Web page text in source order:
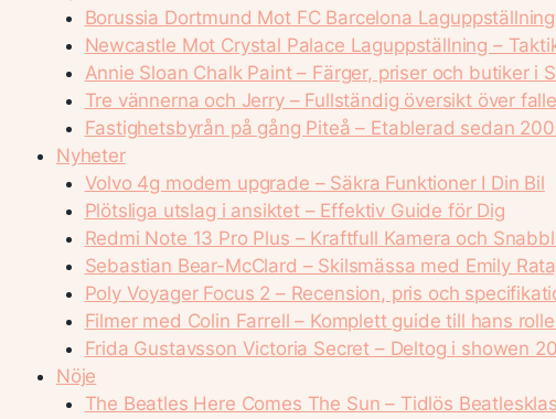
Borussia Dortmund Mot FC Barcelona
Newcastle Mot Crystal Palace Laguppställning –
Annie Sloan Chalk Paint – Färger, priser och butiker i
Tre vännerna och Jerry – Fullständig översikt över
Fastighetsbyrån på gång Piteå – Etablerad sedan
Nyheter
Volvo 4g modem upgrade – Säkra Funktioner I Din Bil
Plötsliga utslag i ansiktet – Effektiv Guide för Dig
Redmi Note 13 Pro Plus – Kraftfull Kamera och
Sebastian Bear-McClard – Skilsmässa med Emily
Poly Voyager Focus 2 – Recension, pris och
Filmer med Colin Farrell – Komplett guide till hans
Frida Gustavsson Victoria Secret – Deltog i showen
Nöje
The Beatles Here Comes The Sun – Tidlös